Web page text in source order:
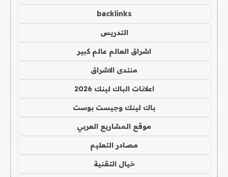
backlinks
التدريس
اشراق العالم عالم كبير
منتدى الاشراق
اعلانات الباك لينك 2026
باك لينك وجيست بوست
موقع المشاريع العربي
مصادر التعليم
خيال التقنية